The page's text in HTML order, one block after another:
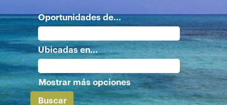
Oportunidades de...
Ubicadas en...
Mostrar más opciones